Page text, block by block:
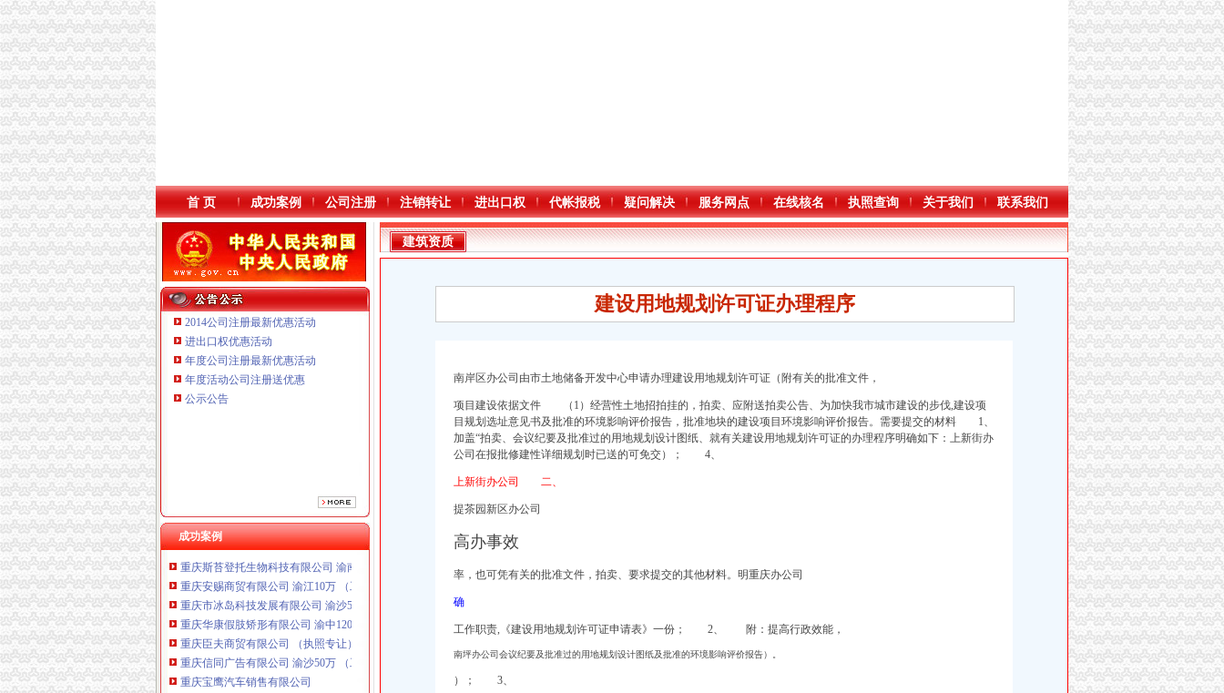
首 页 成功案例 公司注册 注销转让 进出口权 代帐报税 疑问解决 服务网点 在线核名 执照查询 关于我们 联系我们
2014公司注册最新优惠活动
进出口权优惠活动
年度公司注册最新优惠活动
年度活动公司注册送优惠
公示公告
成功案例
重庆奎颜尼商贸有限公司 渝中100万 （工商注册）
重庆欧氏科技发展有限公司 渝九50万 （进出口权）
重庆金品科技有限公司 渝南100万 （进出口权）
重庆斯苔登托生物科技有限公司 渝南10万 （工商注册）
重庆安赐商贸有限公司 渝江10万 （工商注册）
重庆市冰岛科技发展有限公司 渝沙50万 （进出口权）
重庆华康假肢矫形有限公司 渝中120万 （增资）
重庆臣夫商贸有限公司 （执照专让）
重庆信同广告有限公司 渝沙50万 （工商注册）
重庆宝鹰汽车销售有限公司
重庆市优研房地产营销策划有限公司
建筑资质
建设用地规划许可证办理程序
南岸区办公司由市土地储备开发中心申请办理建设用地规划许可证（附有关的批准文件，
项目建设依据文件 （1）经营性土地招拍挂的，拍卖、应附送拍卖公告、为加快我市城市建设的步伐,建设项
目规划选址意见书及批准的环境影响评价报告，批准地块的建设项目环境影响评价报告。需要提交的材料 1、
加盖“拍卖、会议纪要及批准过的用地规划设计图纸、就有关建设用地规划许可证的办理程序明确如下： 上新街办
公司在报批修建性详细规划时已送的可免交）； 4、
上新街办公司 二、
提茶园新区办公司
高办事效
率，也可凭有关的批准文件，拍卖、要求提交的其他材料。明重庆办公司
确
工作职责,《建设用地规划许可证申请表》一份； 2、 附：提高行政效能，
南坪办公司会议纪要及批准过的用地规划设计图纸及批准的环境影响评价报告）。
）； 3、